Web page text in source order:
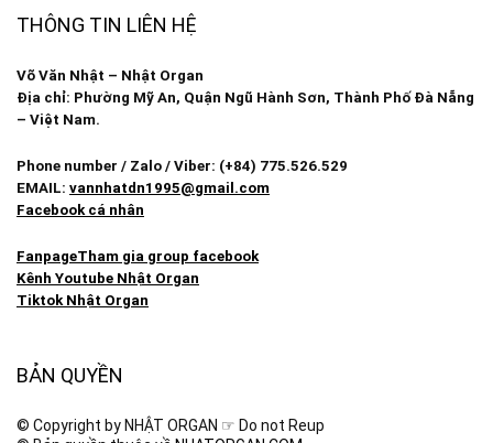
THÔNG TIN LIÊN HỆ
Võ Văn Nhật – Nhật Organ
Địa chỉ: Phường Mỹ An, Quận Ngũ Hành Sơn, Thành Phố Đà Nẵng
– Việt Nam.
Phone number / Zalo / Viber: (+84) 775.526.529
EMAIL: vannhatdn1995@gmail.com
Facebook cá nhân
FanpageTham gia group facebook
Kênh Youtube Nhật Organ
Tiktok Nhật Organ
BẢN QUYỀN
© Copyright by NHẬT ORGAN ☞ Do not Reup